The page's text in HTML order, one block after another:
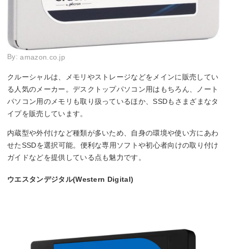
By:amazon.co.jp
クルーシャルは、メモリやストレージなどをメインに販売してい
る人気のメーカー。デスクトップパソコン用はもちろん、ノート
パソコン用のメモリも取り扱っているほか、SSDもさまざまなタ
イプを販売しています。
内蔵型や外付けなど種類が多いため、自身の環境や使い方にあわ
せたSSDを選択可能。便利な専用ソフトや初心者向けの取り付け
ガイドなどを提供している点も魅力です。
ウエスタンデジタル(Western Digital)